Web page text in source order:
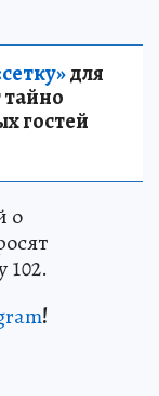
для
тайно
гостей
о
102.
!